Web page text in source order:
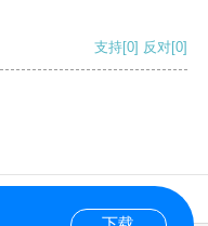
支持[0] 反对[0]